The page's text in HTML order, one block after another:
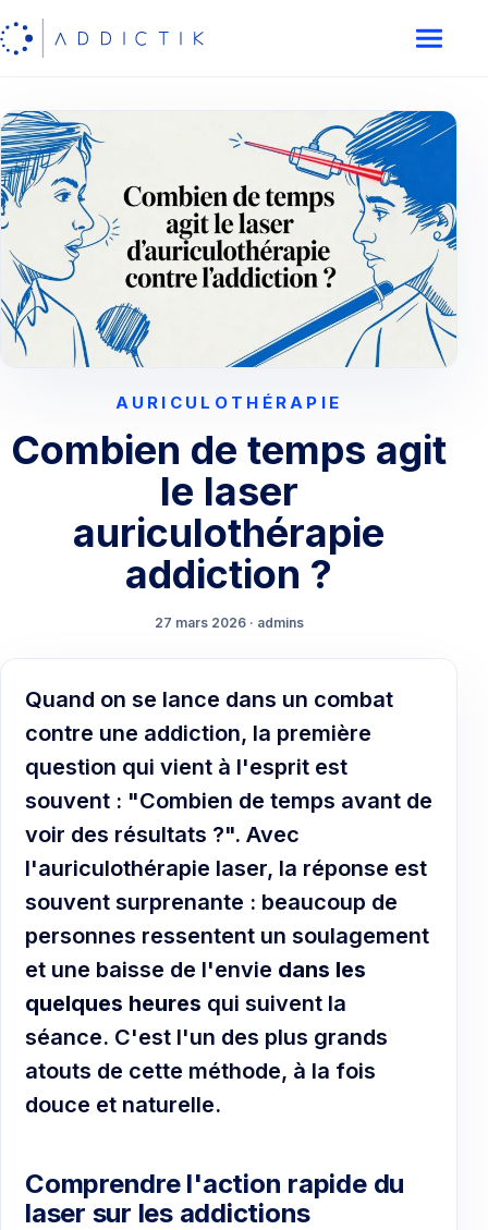
AURICULOTHÉRAPIE
Combien de temps agit
le laser
auriculothérapie
addiction ?
27 mars 2026 · admins
Quand on se lance dans un combat
contre une addiction, la première
question qui vient à l'esprit est
souvent : "Combien de temps avant de
voir des résultats ?". Avec
l'auriculothérapie laser, la réponse est
souvent surprenante : beaucoup de
personnes ressentent un soulagement
et une baisse de l'envie dans les
quelques heures qui suivent la
séance. C'est l'un des plus grands
atouts de cette méthode, à la fois
douce et naturelle.
Comprendre l'action rapide du
laser sur les addictions